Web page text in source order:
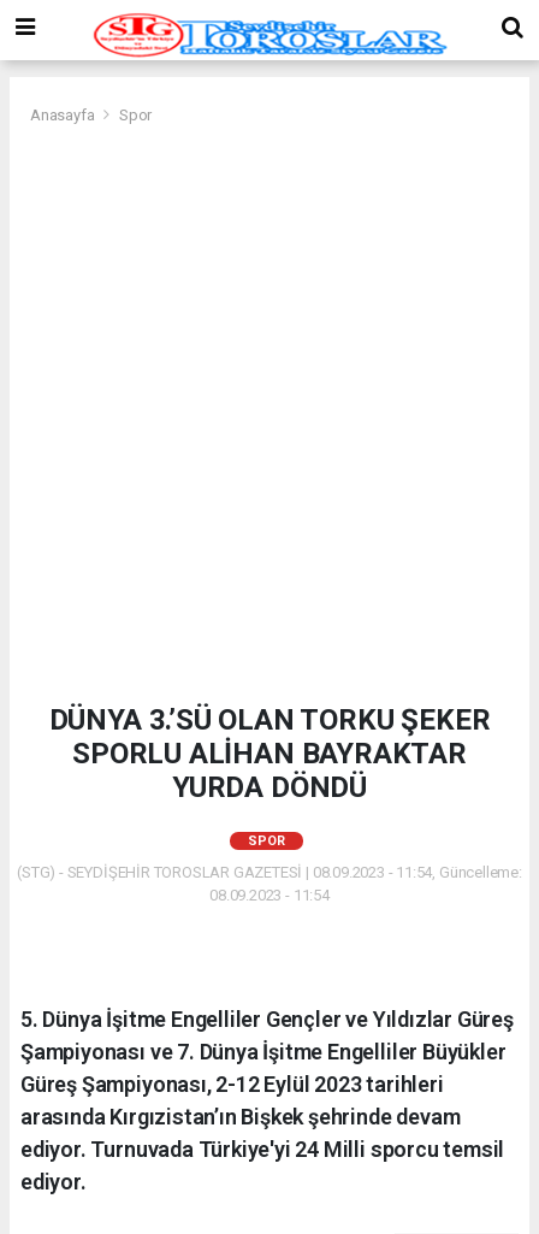
Anasayfa Spor
DÜNYA 3.’SÜ OLAN TORKU ŞEKER
SPORLU ALİHAN BAYRAKTAR
YURDA DÖNDÜ
SPOR
(STG) - SEYDİŞEHİR TOROSLAR GAZETESİ | 08.09.2023 - 11:54, Güncelleme:
08.09.2023 - 11:54
5. Dünya İşitme Engelliler Gençler ve Yıldızlar Güreş
Şampiyonası ve 7. Dünya İşitme Engelliler Büyükler
Güreş Şampiyonası, 2-12 Eylül 2023 tarihleri
arasında Kırgızistan’ın Bişkek şehrinde devam
ediyor. Turnuvada Türkiye'yi 24 Milli sporcu temsil
ediyor.